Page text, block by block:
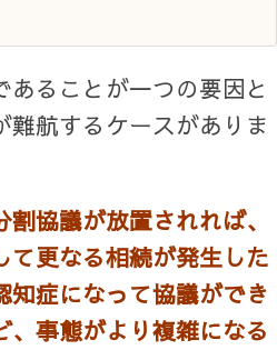
ることが一つの要因と
難航するケースがありま
割協議が放置されれば、
て更なる相続が発生した
知症になって協議ができ
、事態がより複雑になる